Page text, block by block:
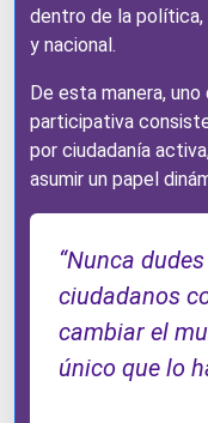
dentro de la
y nacional.
De esta manera,
participativa
por ciudadanía
asumir un papel
“Nunca
ciudadanos
cambiar el
único que lo